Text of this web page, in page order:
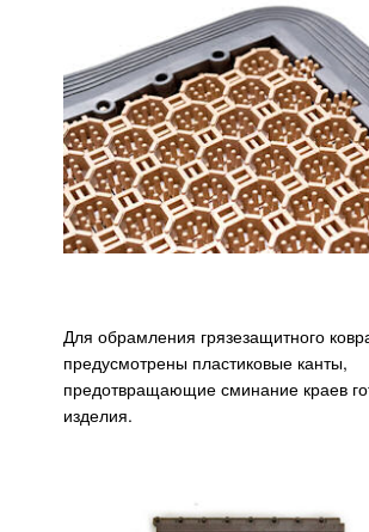
Для обрамления грязезащитного
предусмотрены пластиковые канты,
предотвращающие сминание краев
изделия.